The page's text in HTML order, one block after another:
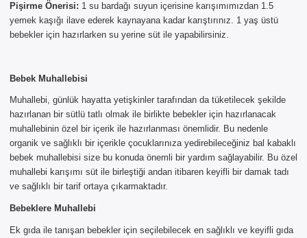
Pişirme Önerisi: 1 su bardağı suyun içerisine karışımımızdan 1.5
yemek kaşığı ilave ederek kaynayana kadar karıştırınız. 1 yaş üstü
bebekler için hazırlarken su yerine süt ile yapabilirsiniz.
Bebek Muhallebisi
Muhallebi, günlük hayatta yetişkinler tarafından da tüketilecek şekilde
hazırlanan bir sütlü tatlı olmak ile birlikte bebekler için hazırlanacak
muhallebinin özel bir içerik ile hazırlanması önemlidir. Bu nedenle
organik ve sağlıklı bir içerikle çocuklarınıza yedirebileceğiniz bal kabaklı
bebek muhallebisi size bu konuda önemli bir yardım sağlayabilir. Bu özel
muhallebi karışımı süt ile birleştiği andan itibaren keyifli bir damak tadı
ve sağlıklı bir tarif ortaya çıkarmaktadır.
Bebeklere Muhallebi
Ek gıda ile tanışan bebekler için seçilebilecek en sağlıklı ve keyifli gıda
AYNI GÜN
ÜRÜNLERİ
×
Sepetinizde AYNI GÜN TESLİMAT
ürünü bulunduğu için AYNI GÜN
TESLİMAT kargo seçeneği dışında
seçemezsiniz. NOT: AYNI GÜN
TESLİMAT hizmeti sadece İSTANBUL
ve 850TL üzeri siparişler için
geçerlidir.